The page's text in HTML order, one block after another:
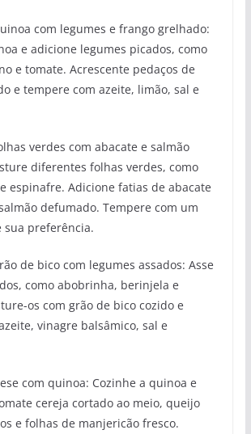
com legumes e frango grelhado:
e adicione legumes picados, como
e tomate. Acrescente pedaços de
e tempere com azeite, limão, sal e
verdes com abacate e salmão
diferentes folhas verdes, como
espinafre. Adicione fatias de abacate
defumado. Tempere com um
sua preferência.
de bico com legumes assados: Asse
como abobrinha, berinjela e
os com grão de bico cozido e
vinagre balsâmico, sal e
com quinoa: Cozinhe a quinoa e
cereja cortado ao meio, queijo
e folhas de manjericão fresco.